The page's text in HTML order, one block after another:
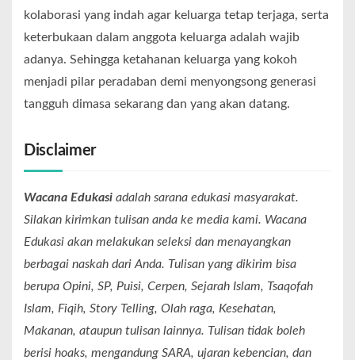
kolaborasi yang indah agar keluarga tetap terjaga, serta
keterbukaan dalam anggota keluarga adalah wajib
adanya. Sehingga ketahanan keluarga yang kokoh
menjadi pilar peradaban demi menyongsong generasi
tangguh dimasa sekarang dan yang akan datang.
Disclaimer
Wacana Edukasi adalah sarana edukasi masyarakat.
Silakan kirimkan tulisan anda ke media kami. Wacana
Edukasi akan melakukan seleksi dan menayangkan
berbagai naskah dari Anda. Tulisan yang dikirim bisa
berupa Opini, SP, Puisi, Cerpen, Sejarah Islam, Tsaqofah
Islam, Fiqih, Story Telling, Olah raga, Kesehatan,
Makanan, ataupun tulisan lainnya. Tulisan tidak boleh
berisi hoaks, mengandung SARA, ujaran kebencian, dan